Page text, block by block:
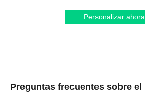
Personalizar ahora
Preguntas frecuentes sobre el